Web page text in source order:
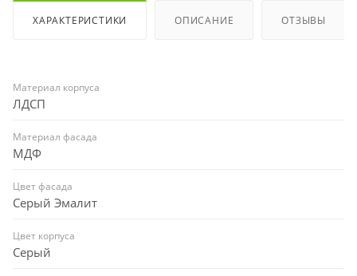
ХАРАКТЕРИСТИКИ ОПИСАНИЕ ОТЗЫВЫ
Материал корпуса
ЛДСП
Материал фасада
МДФ
Цвет фасада
Серый Эмалит
Цвет корпуса
Серый